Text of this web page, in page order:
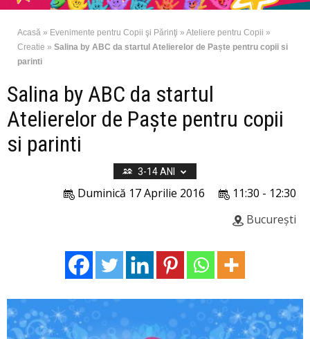
Acasă » Evenimente pentru Copii şi Părinţi » Ateliere pentru Copii »
Creatie » Salina by ABC da startul Atelierelor de Paște pentru copii si
parinti
Salina by ABC da startul
Atelierelor de Paște pentru copii
si parinti
3-14 ANI
11:30 - 12:30
Duminică 17 Aprilie 2016
București